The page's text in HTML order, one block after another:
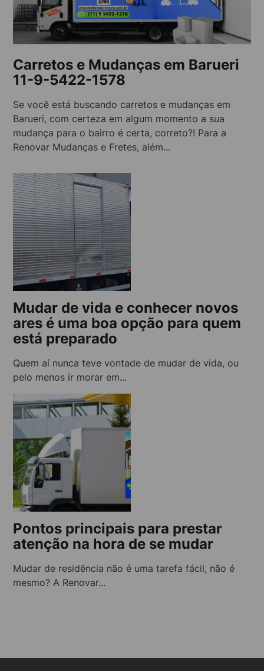
Carretos e Mudanças em Barueri
11-9-5422-1578
Se você está buscando carretos e mudanças em
Barueri, com certeza em algum momento a sua
mudança para o bairro é certa, correto?! Para a
Renovar Mudanças e Fretes, além...
Mudar de vida e conhecer novos
ares é uma boa opção para quem
está preparado
Quem aí nunca teve vontade de mudar de vida, ou
pelo menos ir morar em...
Pontos principais para prestar
atenção na hora de se mudar
Mudar de residência não é uma tarefa fácil, não é
mesmo? A Renovar...